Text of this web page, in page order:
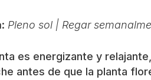
: Pleno sol | Regar
es energizante y
antes de que la planta